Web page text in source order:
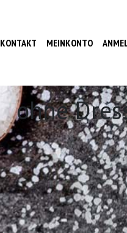
KONTAKT MEINKONTO
ohne